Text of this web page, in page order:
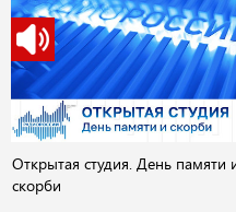
Открытая студия. День памяти
скорби